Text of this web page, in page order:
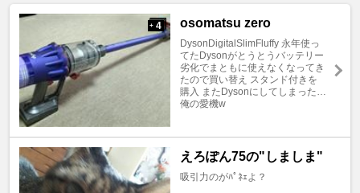
+ 4 osomatsu zero
DysonDigitalSlimFluffy 永年使っ
てたDysonがとうとうバッテリー
劣化でまともに使えなくなってき
たので買い替え スタンド付きを
購入 またDysonにしてしまった…
俺の愛機w
えろぽん75の"しましま"
吸引力のがﾊﾟﾈｪよ？